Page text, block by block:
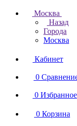
Москва
Назад
Города
Москва
Кабинет
0
0 Избранное
0 Корзина